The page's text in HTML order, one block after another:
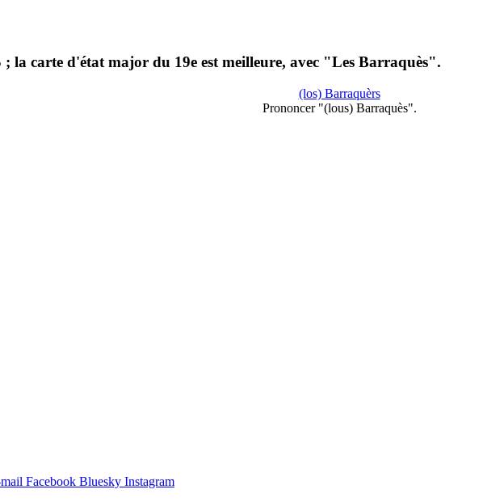
carte d'état major du 19e est meilleure, avec "Les Barraquès".
(los) Barraquèrs
Prononcer "(lous) Barraquès".